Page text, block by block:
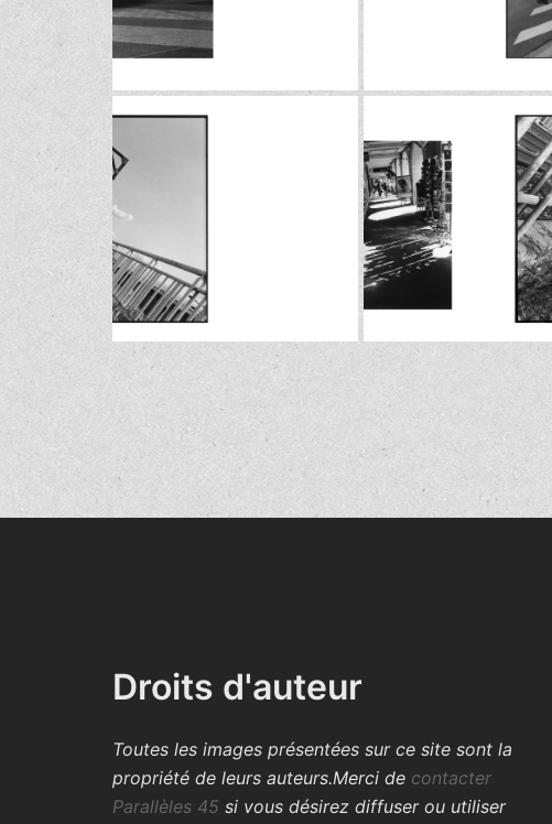
Droits d'auteur
Toutes les images présentées sur ce site sont la
propriété de leurs auteurs.Merci de contacter
Parallèles 45 si vous désirez diffuser ou utiliser